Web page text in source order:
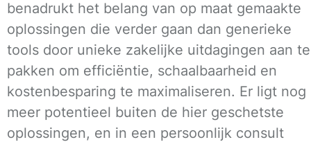
benadrukt het belang van op maat gemaakte
oplossingen die verder gaan dan generieke
tools door unieke zakelijke uitdagingen aan te
pakken om efficiëntie, schaalbaarheid en
kostenbesparing te maximaliseren. Er ligt nog
meer potentieel buiten de hier geschetste
oplossingen, en in een persoonlijk consult